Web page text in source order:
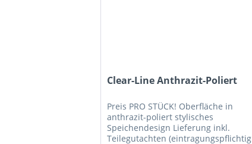
Clear-Line Anthrazit-Poliert
Preis PRO STÜCK! Oberfläche in
anthrazit-poliert stylisches
Speichendesign Lieferung inkl.
Teilegutachten (eintragungspflichtig